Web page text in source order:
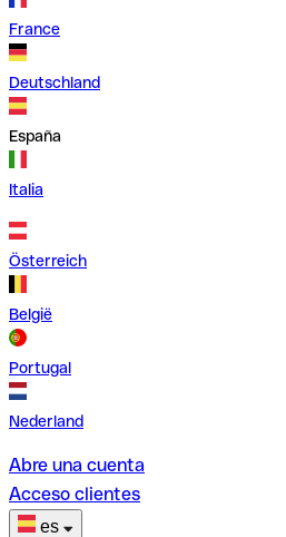
France
Deutschland
España
Italia
Österreich
België
Portugal
Nederland
Abre una cuenta
Acceso clientes
es